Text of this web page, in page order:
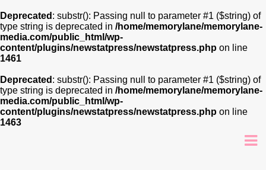
Deprecated : substr(): Passing null to parameter #1 ($string) of
type string is deprecated in /home/memorylane/memorylane-
media.com/public_html/wp-
content/plugins/newstatpress/newstatpress.php on line
1461
Deprecated : substr(): Passing null to parameter #1 ($string) of
type string is deprecated in /home/memorylane/memorylane-
media.com/public_html/wp-
content/plugins/newstatpress/newstatpress.php on line
1463